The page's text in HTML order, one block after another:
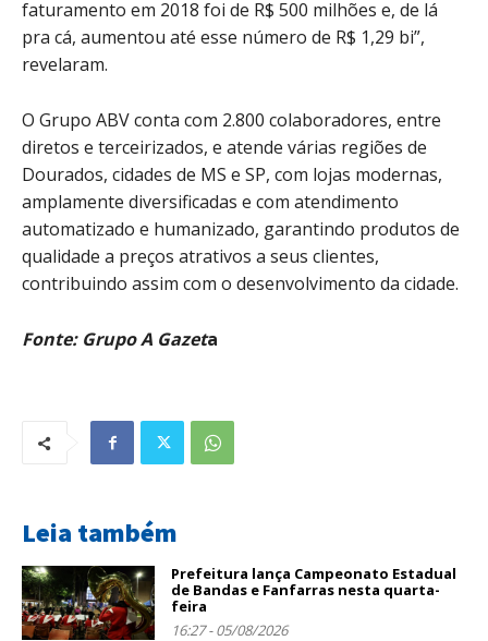
faturamento em 2018 foi de R$ 500 milhões e, de lá
pra cá, aumentou até esse número de R$ 1,29 bi”,
revelaram.
O Grupo ABV conta com 2.800 colaboradores, entre
diretos e terceirizados, e atende várias regiões de
Dourados, cidades de MS e SP, com lojas modernas,
amplamente diversificadas e com atendimento
automatizado e humanizado, garantindo produtos de
qualidade a preços atrativos a seus clientes,
contribuindo assim com o desenvolvimento da cidade.
Fonte: Grupo A Gazeta
Leia também
Prefeitura lança Campeonato Estadual
de Bandas e Fanfarras nesta quarta-
feira
16:27 - 05/08/2026